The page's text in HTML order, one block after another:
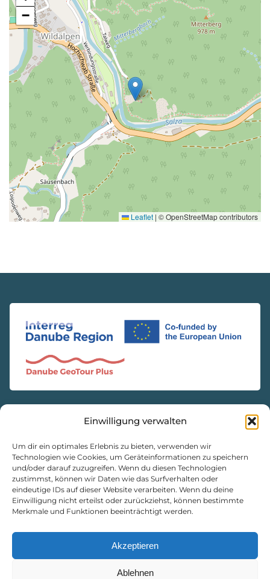
Einwilligung verwalten
Um dir ein optimales Erlebnis zu bieten, verwenden wir
Technologien wie Cookies, um Geräteinformationen zu speichern
und/oder darauf zuzugreifen. Wenn du diesen Technologien
zustimmst, können wir Daten wie das Surfverhalten oder
eindeutige IDs auf dieser Website verarbeiten. Wenn du deine
Einwilligung nicht erteilst oder zurückziehst, können bestimmte
Merkmale und Funktionen beeinträchtigt werden.
Akzeptieren
Ablehnen
−
Leaflet | © OpenStreetMap contributors
Natur- und Geopark Steirische Eisenwurzen GmbH
8933 St. Gallen, Markt 35
+43 3632 7714
naturpark@eisenwurzen.com
www.eisenwurzen.com
Datenschutz|Cookie-Richtlinie